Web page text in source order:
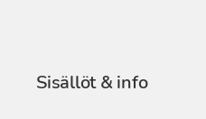
Sisällöt & info